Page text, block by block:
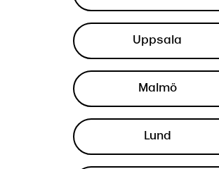
Uppsala
Malmö
Lund